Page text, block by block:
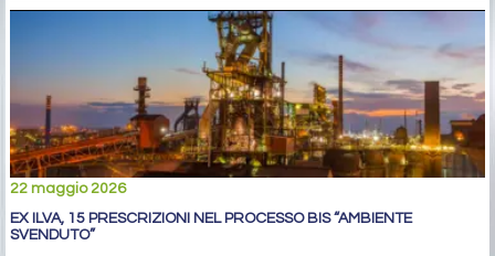
22 maggio 2026
EX ILVA, 15 PRESCRIZIONI NEL PROCESSO BIS “AMBIENTE
SVENDUTO”